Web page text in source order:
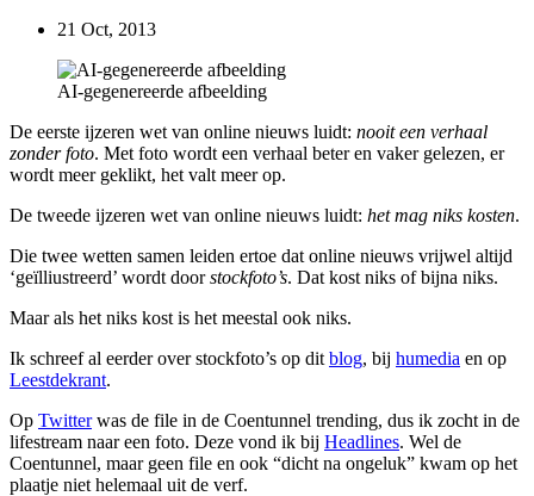
21 Oct, 2013
AI-gegenereerde afbeelding
De eerste ijzeren wet van online nieuws luidt: nooit een verhaal
zonder foto. Met foto wordt een verhaal beter en vaker gelezen, er
wordt meer geklikt, het valt meer op.
De tweede ijzeren wet van online nieuws luidt: het mag niks kosten.
Die twee wetten samen leiden ertoe dat online nieuws vrijwel altijd
‘geïlliustreerd’ wordt doorstockfoto’s. Dat kost niks of bijna niks.
Maar als het niks kost is het meestal ook niks.
Ik schreef al eerder over stockfoto’s op dit blog, bij humedia en op
Leestdekrant.
Op Twitterwas de file in de Coentunnel trending, dus ik zocht in de
lifestream naar een foto. Deze vond ik bij Headlines. Wel de
Coentunnel, maar geen file en ook “dicht na ongeluk” kwam op het
plaatje niet helemaal uit de verf.